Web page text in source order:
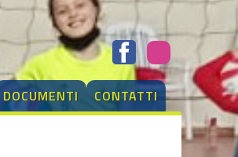
DOCUMENTI CONTATTI